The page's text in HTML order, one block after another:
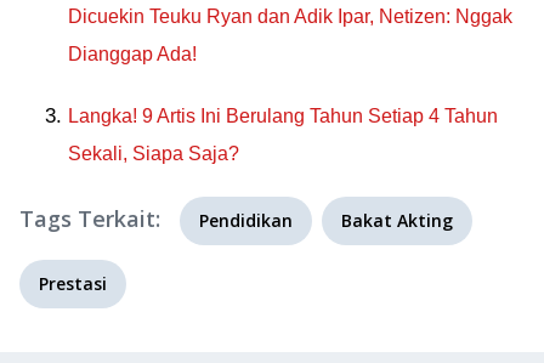
Dicuekin Teuku Ryan dan Adik Ipar, Netizen: Nggak
Dianggap Ada!
Langka! 9 Artis Ini Berulang Tahun Setiap 4 Tahun
Sekali, Siapa Saja?
Tags Terkait: Pendidikan Bakat Akting
Prestasi